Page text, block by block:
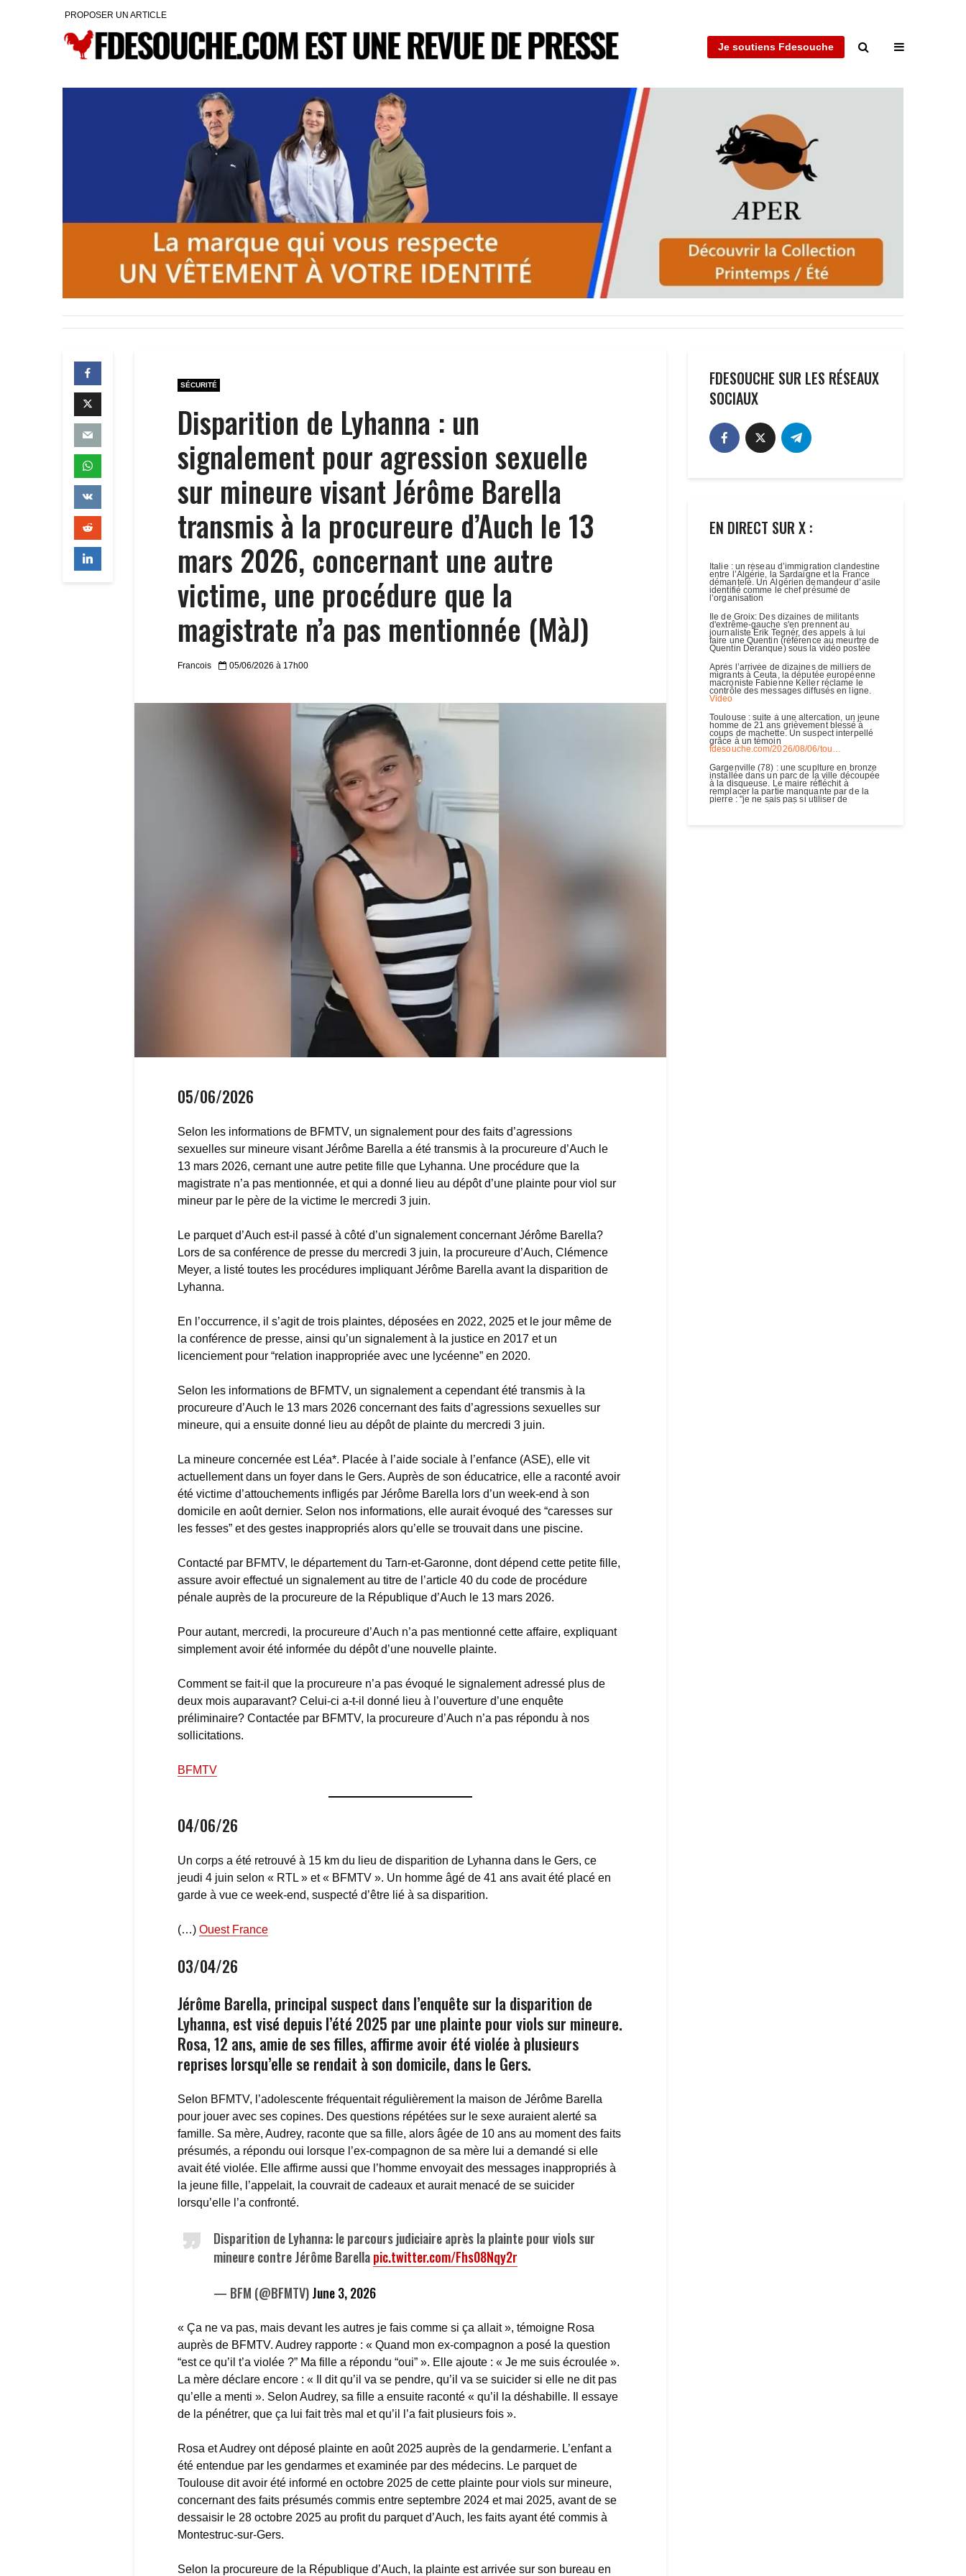
PROPOSER UN ARTICLE
Je soutiens Fdesouche
SÉCURITÉ
Disparition de Lyhanna : un
signalement pour agression sexuelle
sur mineure visant Jérôme Barella
transmis à la procureure d’Auch le 13
mars 2026, concernant une autre
victime, une procédure que la
magistrate n’a pas mentionnée (MàJ)
Francois 05/06/2026 à 17h00
05/06/2026
Selon les informations de BFMTV, un signalement pour des faits d’agressions
sexuelles sur mineure visant Jérôme Barella a été transmis à la procureure d’Auch le
13 mars 2026, cernant une autre petite fille que Lyhanna. Une procédure que la
magistrate n’a pas mentionnée, et qui a donné lieu au dépôt d’une plainte pour viol sur
mineur par le père de la victime le mercredi 3 juin.
Le parquet d’Auch est-il passé à côté d’un signalement concernant Jérôme Barella?
Lors de sa conférence de presse du mercredi 3 juin, la procureure d’Auch, Clémence
Meyer, a listé toutes les procédures impliquant Jérôme Barella avant la disparition de
Lyhanna.
En l’occurrence, il s’agit de trois plaintes, déposées en 2022, 2025 et le jour même de
la conférence de presse, ainsi qu’un signalement à la justice en 2017 et un
licenciement pour “relation inappropriée avec une lycéenne” en 2020.
Selon les informations de BFMTV, un signalement a cependant été transmis à la
procureure d’Auch le 13 mars 2026 concernant des faits d’agressions sexuelles sur
mineure, qui a ensuite donné lieu au dépôt de plainte du mercredi 3 juin.
La mineure concernée est Léa*. Placée à l’aide sociale à l’enfance (ASE), elle vit
actuellement dans un foyer dans le Gers. Auprès de son éducatrice, elle a raconté avoir
été victime d’attouchements infligés par Jérôme Barella lors d’un week-end à son
domicile en août dernier. Selon nos informations, elle aurait évoqué des “caresses sur
les fesses” et des gestes inappropriés alors qu’elle se trouvait dans une piscine.
Contacté par BFMTV, le département du Tarn-et-Garonne, dont dépend cette petite fille,
assure avoir effectué un signalement au titre de l’article 40 du code de procédure
pénale auprès de la procureure de la République d’Auch le 13 mars 2026.
Pour autant, mercredi, la procureure d’Auch n’a pas mentionné cette affaire, expliquant
simplement avoir été informée du dépôt d’une nouvelle plainte.
Comment se fait-il que la procureure n’a pas évoqué le signalement adressé plus de
deux mois auparavant? Celui-ci a-t-il donné lieu à l’ouverture d’une enquête
préliminaire? Contactée par BFMTV, la procureure d’Auch n’a pas répondu à nos
sollicitations.
BFMTV
04/06/26
Un corps a été retrouvé à 15 km du lieu de disparition de Lyhanna dans le Gers, ce
jeudi 4 juin selon « RTL » et « BFMTV ». Un homme âgé de 41 ans avait été placé en
garde à vue ce week-end, suspecté d’être lié à sa disparition.
(…) Ouest France
03/04/26
Jérôme Barella, principal suspect dans l’enquête sur la disparition de
Lyhanna, est visé depuis l’été 2025 par une plainte pour viols sur mineure.
Rosa, 12 ans, amie de ses filles, affirme avoir été violée à plusieurs
reprises lorsqu’elle se rendait à son domicile, dans le Gers.
Selon BFMTV, l’adolescente fréquentait régulièrement la maison de Jérôme Barella
pour jouer avec ses copines. Des questions répétées sur le sexe auraient alerté sa
famille. Sa mère, Audrey, raconte que sa fille, alors âgée de 10 ans au moment des faits
présumés, a répondu oui lorsque l’ex-compagnon de sa mère lui a demandé si elle
avait été violée. Elle affirme aussi que l’homme envoyait des messages inappropriés à
la jeune fille, l’appelait, la couvrait de cadeaux et aurait menacé de se suicider
lorsqu’elle l’a confronté.
Disparition de Lyhanna: le parcours judiciaire après la plainte pour viols sur
mineure contre Jérôme Barellapic.twitter.com/Fhs08Nqy2r
— BFM (@BFMTV)June 3, 2026
« Ça ne va pas, mais devant les autres je fais comme si ça allait », témoigne Rosa
auprès de BFMTV. Audrey rapporte : « Quand mon ex-compagnon a posé la question
“est ce qu’il t’a violée ?” Ma fille a répondu “oui” ». Elle ajoute : « Je me suis écroulée ».
La mère déclare encore : « Il dit qu’il va se pendre, qu’il va se suicider si elle ne dit pas
qu’elle a menti ». Selon Audrey, sa fille a ensuite raconté « qu’il la déshabille. Il essaye
de la pénétrer, que ça lui fait très mal et qu’il l’a fait plusieurs fois ».
Rosa et Audrey ont déposé plainte en août 2025 auprès de la gendarmerie. L’enfant a
été entendue par les gendarmes et examinée par des médecins. Le parquet de
Toulouse dit avoir été informé en octobre 2025 de cette plainte pour viols sur mineure,
concernant des faits présumés commis entre septembre 2024 et mai 2025, avant de se
dessaisir le 28 octobre 2025 au profit du parquet d’Auch, les faits ayant été commis à
Montestruc-sur-Gers.
Selon la procureure de la République d’Auch, la plainte est arrivée sur son bureau en
FDESOUCHE SUR LES RÉSEAUX
SOCIAUX
EN DIRECT SUR X :